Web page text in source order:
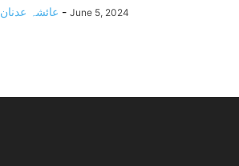
عائشہ عدنان - June 5, 2024